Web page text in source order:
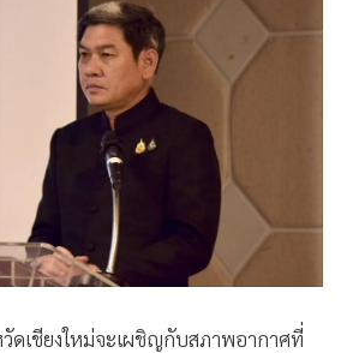
งใหม่ ประจำปี 2569 โดยมีแม่ทัพน้อยที่
หาไฟป่าและฝุ่นละอองขนาดเล็ก (PM
ทนองค์กรปกครองส่วนท้องถิ่น หัวหน้า
ร ภาคเอกชน และหน่วยงานที่เกี่ยวข้อง
และผ่านระบบ Zoom
หม่กล่าวว่า จังหวัดเชียงใหม่ให้ความ
ไฟป่า หมอกควัน และฝุ่น PM 2.5
Room ระดับจังหวัด อำเภอ และ